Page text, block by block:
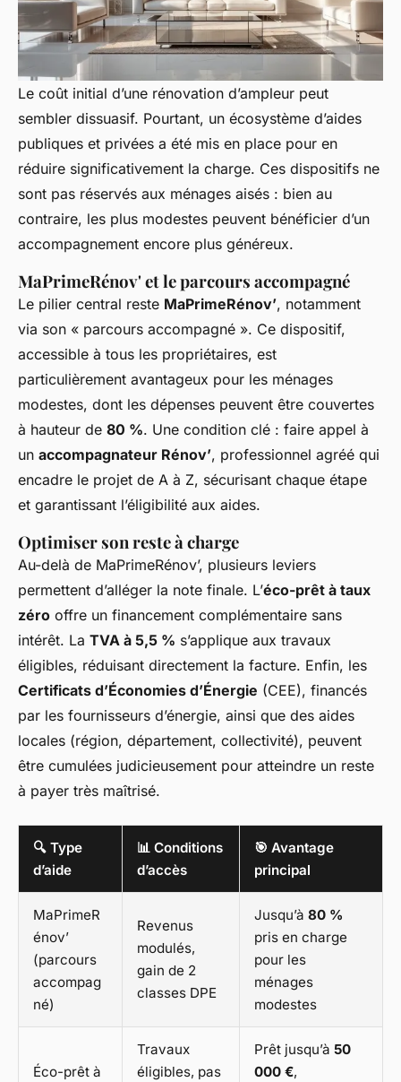
Le coût initial d’une rénovation d’ampleur peut
sembler dissuasif. Pourtant, un écosystème d’aides
publiques et privées a été mis en place pour en
réduire significativement la charge. Ces dispositifs ne
sont pas réservés aux ménages aisés : bien au
contraire, les plus modestes peuvent bénéficier d’un
accompagnement encore plus généreux.
MaPrimeRénov' et le parcours accompagné
Le pilier central reste MaPrimeRénov’, notamment
via son « parcours accompagné ». Ce dispositif,
accessible à tous les propriétaires, est
particulièrement avantageux pour les ménages
modestes, dont les dépenses peuvent être couvertes
à hauteur de 80 %. Une condition clé : faire appel à
un accompagnateur Rénov’, professionnel agréé qui
encadre le projet de A à Z, sécurisant chaque étape
et garantissant l’éligibilité aux aides.
Optimiser son reste à charge
Au-delà de MaPrimeRénov’, plusieurs leviers
permettent d’alléger la note finale. L’éco-prêt à taux
zéro offre un financement complémentaire sans
intérêt. La TVA à 5,5 % s’applique aux travaux
éligibles, réduisant directement la facture. Enfin, les
Certificats d’Économies d’Énergie (CEE), financés
par les fournisseurs d’énergie, ainsi que des aides
locales (région, département, collectivité), peuvent
être cumulées judicieusement pour atteindre un reste
à payer très maîtrisé.
🔍 Type
d’aide
📊 Conditions
d’accès
🎯 Avantage
principal
MaPrimeR
énov’
(parcours
accompag
né)
Revenus
modulés,
gain de 2
classes DPE
Jusqu’à 80 %
pris en charge
pour les
ménages
modestes
Éco-prêt à
Travaux
éligibles, pas
Prêt jusqu’à 50
000 €,